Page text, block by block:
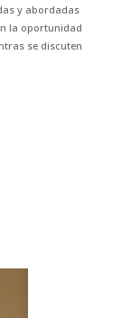
y abordadas
la oportunidad
se discuten